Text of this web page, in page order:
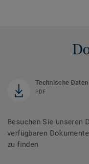
Technische Daten
PDF
Besuchen Sie unseren
verfügbaren
zu finden